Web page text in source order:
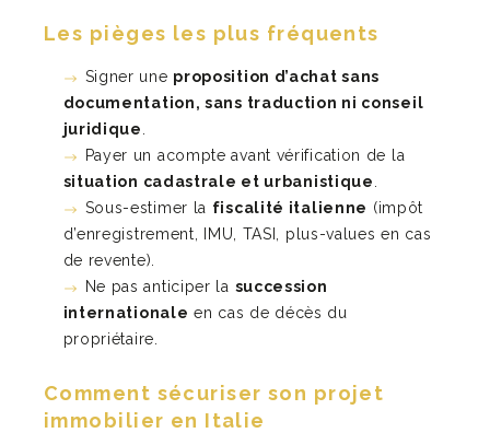
Les pièges les plus fréquents
Signer une proposition d’achat sans
documentation, sans traduction ni conseil
juridique
Payer un acompte avant vérification de la
situation cadastrale et urbanistique
Sous-estimer la fiscalité italienne (impôt
d’enregistrement, IMU, TASI, plus-values en cas
de revente).
Ne pas anticiper la succession
internationale en cas de décès du
propriétaire.
Comment sécuriser son projet
immobilier en Italie